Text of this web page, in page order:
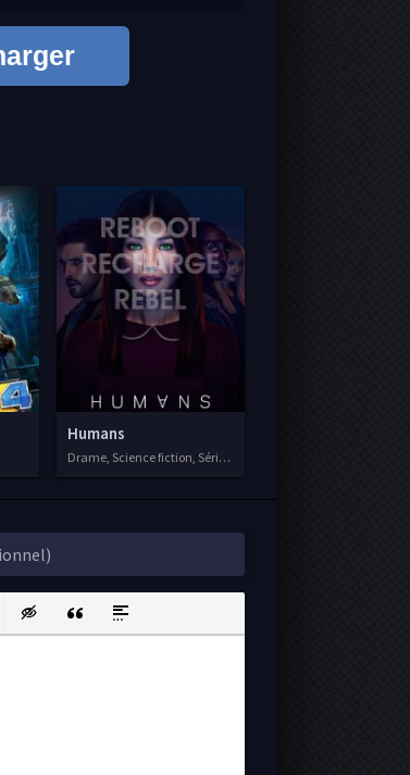
Humans
Drame, Science fiction, Séries VF, 2015
link
Insert hidden text
Insert QuoteInsert spoiler